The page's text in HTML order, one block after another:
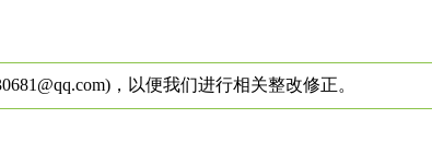
，以便我们进行相关整改修正。